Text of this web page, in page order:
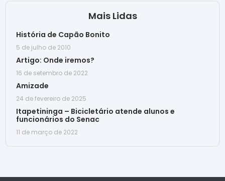
Mais Lidas
História de Capão Bonito
5 de julho de 2010
Artigo: Onde iremos?
16 de setembro de 2022
Amizade
24 de fevereiro de 2025
Itapetininga – Bicicletário atende alunos e
funcionários do Senac
11 de março de 2022